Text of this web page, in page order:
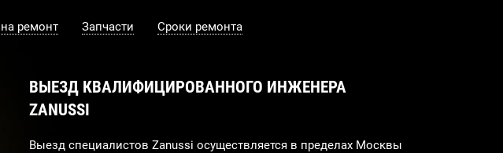
на ремонт Запчасти Сроки ремонта
ВЫЕЗД КВАЛИФИЦИРОВАННОГО ИНЖЕНЕРА
ZANUSSI
Выезд специалистов Zanussi осуществляется в пределах Москвы